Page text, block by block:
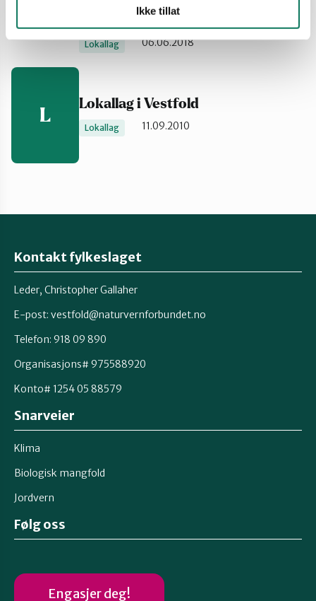
Ikke tillat
om biologisk mangfold og mange andre saker vi
Lokallag 06.06.2018
L
Lokallag i Vestfold
Lokallag 11.09.2010
Kontakt fylkeslaget
Leder, Christopher Gallaher
E-post: vestfold@naturvernforbundet.no
Telefon: 918 09 890
Organisasjons# 975588920
Konto# 1254 05 88579
Snarveier
Klima
Biologisk mangfold
Jordvern
Følg oss
Engasjer deg!